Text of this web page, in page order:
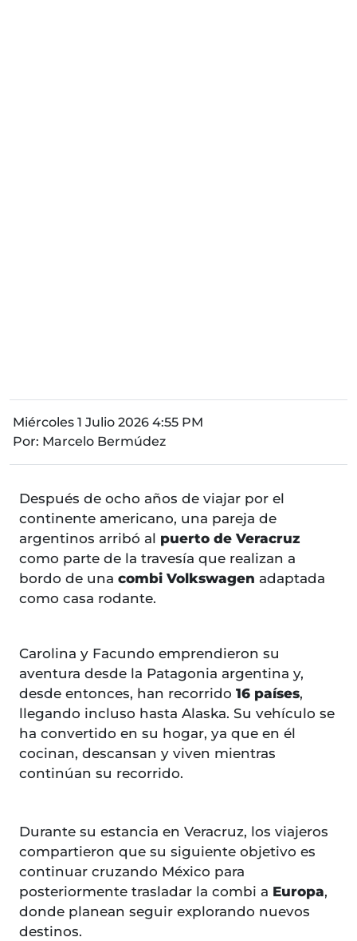
Miércoles 1 Julio 2026 4:55 PM
Por: Marcelo Bermúdez
Después de ocho años de viajar por el
continente americano, una pareja de
argentinos arribó al puerto de Veracruz
como parte de la travesía que realizan a
bordo de una combi Volkswagen adaptada
como casa rodante.
Carolina y Facundo emprendieron su
aventura desde la Patagonia argentina y,
desde entonces, han recorrido 16 países,
llegando incluso hasta Alaska. Su vehículo se
ha convertido en su hogar, ya que en él
cocinan, descansan y viven mientras
continúan su recorrido.
Durante su estancia en Veracruz, los viajeros
compartieron que su siguiente objetivo es
continuar cruzando México para
posteriormente trasladar la combi a Europa,
donde planean seguir explorando nuevos
destinos.